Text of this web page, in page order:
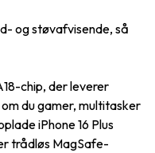
og støvafvisende, så
chip, der leverer
du gamer, multitasker
iPhone 16 Plus
trådløs MagSafe-